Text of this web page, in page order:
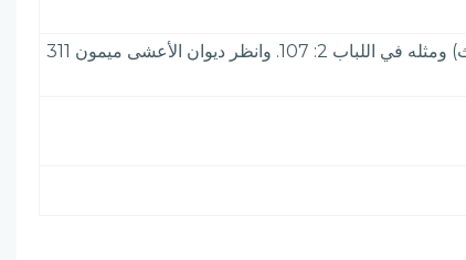
الأعلام 3: 312& الأغاني 5: 138 - 153 وسير النبلاء - خ. المجلد الثالث. والآمدي 14 والإكليل 10: 58 وهو فيه (عبد الرحمن بن الحارث) ومثله في اللباب 2: 107. وانظر ديوان الأعشى ميمون 311